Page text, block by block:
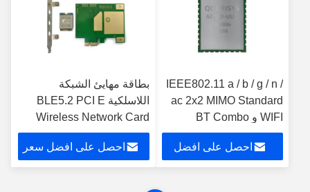
IEEE802.11 a / b / g / n /
ac 2x2 MIMO Standard
WIFI و BT Combo
Module للتحكم
احصل على افضل
بطاقة مهايئ الشبكة
اللاسلكية BLE5.2 PCI E
Wireless Network Card
WiFi 6E QCA206X
3000Mbps Wireless
Network Card
احصل على افضل سعر